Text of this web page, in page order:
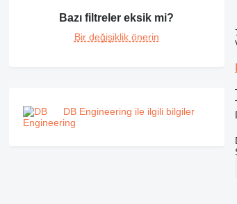
Bazı filtreler eksik mi?
Bir değişiklik önerin
DB Engineering ile ilgili bilgiler